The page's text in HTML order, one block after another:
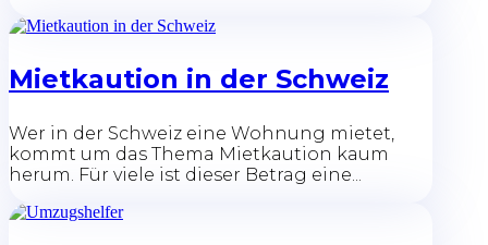
Mietkaution in der Schweiz
Wer in der Schweiz eine Wohnung mietet,
kommt um das Thema Mietkaution kaum
herum. Für viele ist dieser Betrag eine...